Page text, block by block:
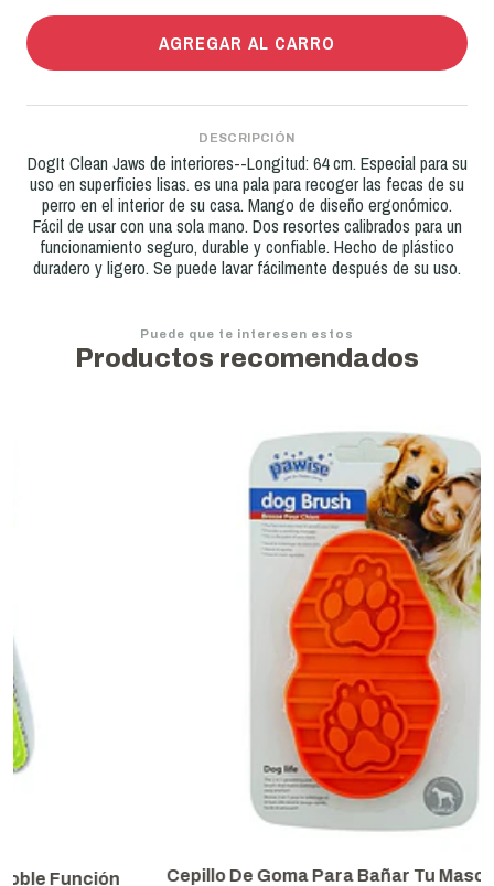
AGREGAR AL CARRO
DESCRIPCIÓN
DogIt Clean Jaws de interiores--Longitud: 64 cm. Especial para su
uso en superficies lisas. es una pala para recoger las fecas de su
perro en el interior de su casa. Mango de diseño ergonómico.
Fácil de usar con una sola mano. Dos resortes calibrados para un
funcionamiento seguro, durable y confiable. Hecho de plástico
duradero y ligero. Se puede lavar fácilmente después de su uso.
Puede que te interesen estos
Productos recomendados
Cepillo De Goma Para Bañar Tu Mascota Goma